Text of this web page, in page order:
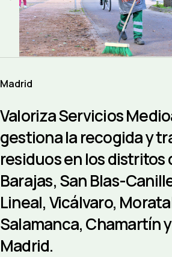
Madrid
Valoriza Servicios
gestiona la recogida y
residuos en los distritos
Barajas, San Blas-
Lineal, Vicálvaro,
Salamanca, Chamartín
Madrid.